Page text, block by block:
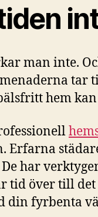
man inte.
tar
hem
Erfarna
har
tid över till
din fyrbenta